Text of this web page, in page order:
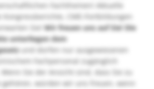
Fachthemen! Aktuelle
Kongressberichte, CME-Fortbildungen
Sie!Wir freuen uns auf Sie! Die
unterliegen dem
und dürfen nur ausgewiesenen
Fachpersonal zugänglich
Sie der Ansicht sind, dass Sie zu
gehören, würden wir uns freuen, wenn